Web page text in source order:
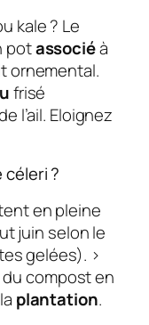
kale ? Le
potassociéà
ornemental.
frisé
l’ail. Eloignez
?
en pleine
juin selon le
gelées). >
compost en
plantation.